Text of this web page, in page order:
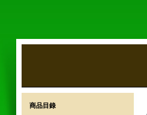
商品目錄